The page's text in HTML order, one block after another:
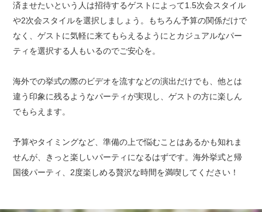
済ませたいという人は招待するゲストによって1.5次会スタイル
や2次会スタイルを選択しましょう。もちろん予算の関係だけで
なく、ゲストに気軽に来てもらえるようにとカジュアルなパー
ティを選択する人もいるのでご安心を。
海外での挙式の際のビデオを流すなどの演出だけでも、他とは
違う印象に残るようなパーティが実現し、ゲストの方に楽しん
でもらえます。
予算やタイミングなど、準備の上で悩むことはあるかも知れま
せんが、きっと楽しいパーティになるはずです。海外挙式と帰
国後パーティ、2度楽しめる贅沢な時間を満喫してください！